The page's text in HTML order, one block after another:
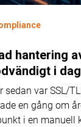
hantering
i
sedan var SSL/
en gång om
i en manuell